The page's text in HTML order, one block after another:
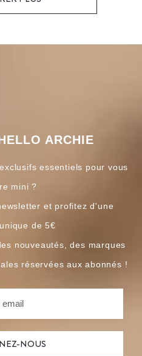
ARCHIE
essentiels pour vous
mini ?
et profitez d'une
de 5€
nouveautés, des marques
réservées aux abonnés !